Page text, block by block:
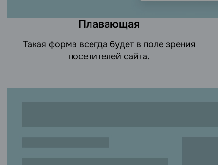
Плавающая
Такая форма всегда будет в поле зрения
посетителей сайта.